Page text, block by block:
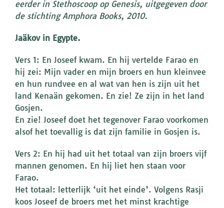
eerder in Stethoscoop op Genesis, uitgegeven door
de stichting Amphora Books, 2010.
Jaäkov in Egypte.
Vers 1: En Joseef kwam. En hij vertelde Farao en
hij zei: Mijn vader en mijn broers en hun kleinvee
en hun rundvee en al wat van hen is zijn uit het
land Kenaän gekomen. En zie! Ze zijn in het land
Gosjen.
En zie! Joseef doet het tegenover Farao voorkomen
alsof het toevallig is dat zijn familie in Gosjen is.
Vers 2: En hij had uit het totaal van zijn broers vijf
mannen genomen. En hij liet hen staan voor
Farao.
Het totaal: letterlijk ‘uit het einde’. Volgens Rasji
koos Joseef de broers met het minst krachtige